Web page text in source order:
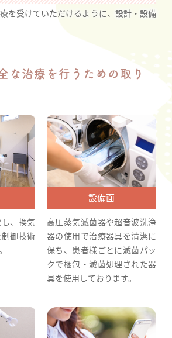
を受けていただけるように、設計・設備
な治療を行うための取り
、換気
御技術
設備面
高圧蒸気滅菌器や超音波洗浄
器の使用で治療器具を清潔に
保ち、患者様ごとに滅菌パッ
クで梱包・滅菌処理された器
具を使用しております。